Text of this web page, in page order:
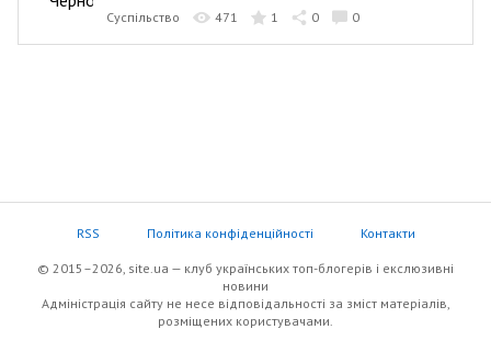
Суспільство
471 1 0 0
RSS Політика конфіденційності Контакти
© 2015–2026, site.ua — клуб українських топ-блогерів i екслюзивнi
новини
Адміністрація сайту не несе відповідальності за зміст матеріалів,
розміщених користувачами.